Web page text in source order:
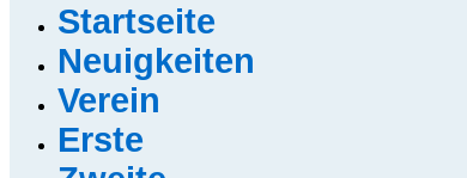
Startseite
Neuigkeiten
Verein
Erste